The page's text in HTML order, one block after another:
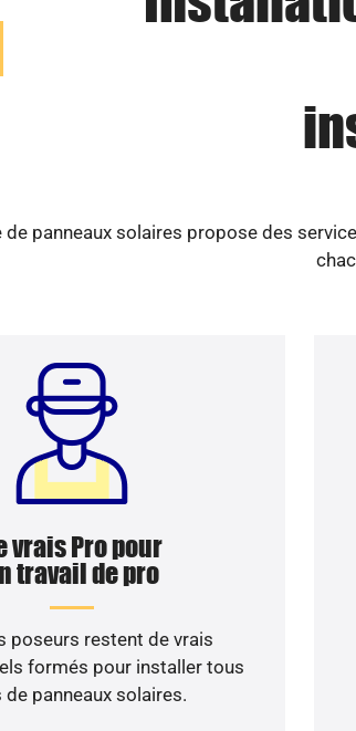
panneaux solaires propose des
vrais Pro pour
travail de pro
poseurs restent de vrais
formés pour installer tous
de panneaux solaires.